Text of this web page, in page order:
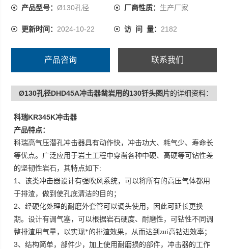
1、该类冲击器设计有强吹风系统，可以将所有的高压气体
2、经硬化处理的耐磨外套管可以调头使用，因此可延长更
性不同调整排渣用气量，以实
产品型号：Ø130孔径 厂商性质： 生产厂家
更新时间： 2024-10-22 访 问 量： 2182
产品咨询 联系我们
Ø130孔径DHD45A冲击器凿岩用的130钎头图片的详细资料：
科瑞KR345K冲击器
产品特点：
科瑞高气压潜孔冲击器具有动作快，冲击功大、耗气少、寿命长
等优点。广泛应用于岩土工程中穿凿各种中硬、高硬等可钻性差
的坚韧性岩石，其特点如下:
1 、该类冲击器设计有强吹风系统，可以将所有的高压气体都用
于排渣，做到使孔底清洁的目的；
2、经硬化处理的耐磨外套管可以调头使用，因此可延长更换
期。设计有调气塞，可以根据岩石硬度、耐磨性，可钻性不同调
整排渣用气量，以实现*的排渣效果，从而达到zui高钻进效率；
3、结构简单，部件少，加上使用耐磨损的部件，冲击器的工作